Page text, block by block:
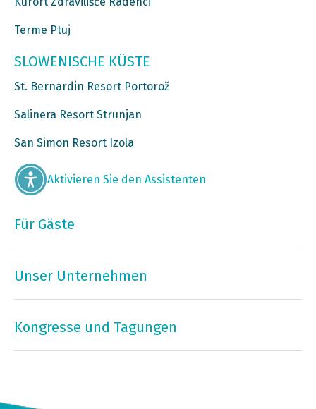
Terme Ptuj
SLOWENISCHE KÜSTE
St. Bernardin Resort Portorož
Salinera Resort Strunjan
San Simon Resort Izola
Aktivieren Sie den Assistenten
Für Gäste
Unser Unternehmen
Kongresse und Tagungen